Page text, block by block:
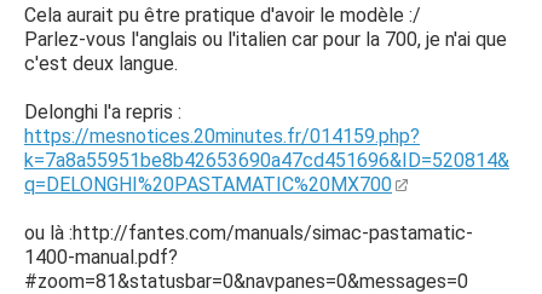
Cela aurait pu être pratique d'avoir le modèle :/
Parlez-vous l'anglais ou l'italien car pour la 700, je n'ai que
c'est deux langue.
Delonghi l'a repris :
https://mesnotices.20minutes.fr/014159.php?
k=7a8a55951be8b42653690a47cd451696&ID=520814&
q=DELONGHI%20PASTAMATIC%20MX700
ou là :http://fantes.com/manuals/simac-pastamatic-
1400-manual.pdf?
#zoom=81&statusbar=0&navpanes=0&messages=0